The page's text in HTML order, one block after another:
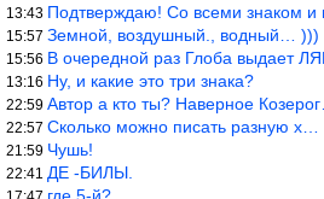
13:43 Подтверждаю! Со всеми знаком и
15:57 Земной, воздушный., водный… )))
15:56 В очередной раз Глоба выдает ЛЯП! А
13:16 Ну, и какие это три знака?
22:59 Автор а кто ты? Наверное Козерог…
22:57 Сколько можно писать разную х…
21:59 Чушь!
22:41 ДЕ -БИЛЫ.
где 5-й?